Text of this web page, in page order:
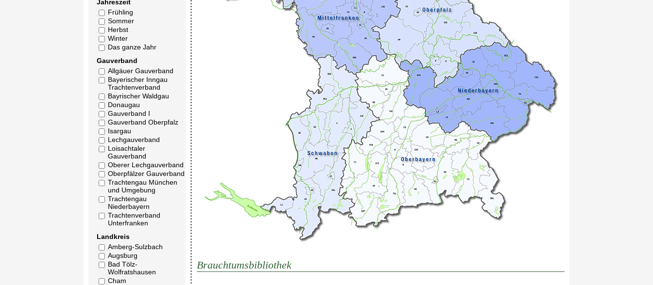
Jahreszeit
Frühling
Sommer
Herbst
Winter
Das ganze Jahr
Gauverband
Allgäuer Gauverband
Bayerischer Inngau
Trachtenverband
Bayrischer Waldgau
Donaugau
Gauverband I
Gauverband Oberpfalz
Isargau
Lechgauverband
Loisachtaler
Gauverband
Oberer Lechgauverband
Oberpfälzer Gauverband
Trachtengau München
und Umgebung
Trachtengau
Niederbayern
Trachtenverband
Unterfranken
Landkreis
Amberg-Sulzbach
Augsburg
Bad Tölz-
Wolfratshausen
Cham
Brauchtumsbibliothek